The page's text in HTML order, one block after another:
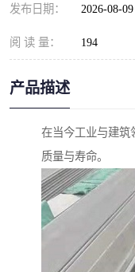
发布日期： 2026-08-09
阅 读 量： 194
产品描述
在当今工业与建筑
质量与寿命。